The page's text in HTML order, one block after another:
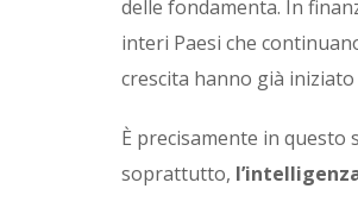
delle fondamenta. In
interi Paesi che
crescita hanno già
È precisamente in questo
soprattutto,